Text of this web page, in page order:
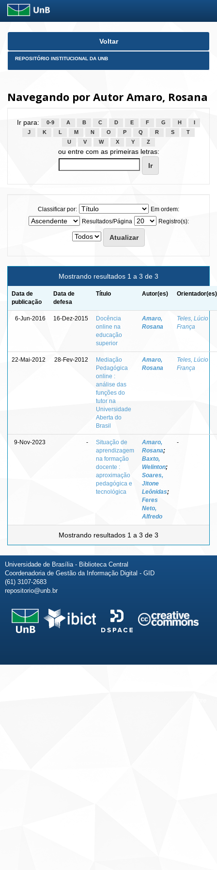
Skip
Voltar
REPOSITÓRIO INSTITUCIONAL DA UNB
Navegando por Autor Amaro, Rosana
Ir para: 0-9 A B C D E F G H
J
K L M N O P Q R S
T
U
V W X Y Z
ou entre com as primeiras letras:
Classificar por:
Em ordem:
Resultados/Página
Registro(s):
Mostrando resultados 1 a 3 de 3
Data de
publicação
Data de
defesa
Título Autor(es) Orientador(es)
6-Jun-2016 16-Dez-2015
Docência
online na
educação
superior
Amaro,
Rosana
Teles, Lúcio
França
22-Mai-2012 28-Fev-2012
Mediação
Pedagógica
online :
análise das
funções do
tutor na
Universidade
Aberta do
Brasil
Amaro,
Rosana
Teles, Lúcio
França
9-Nov-2023 -
Situação de
aprendizagem
na formação
docente :
aproximação
pedagógica e
tecnológica
Amaro,
Rosana;
Baxto,
Welinton;
Soares,
Jitone
Leônidas;
Feres
Neto,
Alfredo
-
Mostrando resultados 1 a 3 de 3
Universidade de Brasília - Biblioteca Central
Coordenadoria de Gestão da Informação Digital - GID
(61) 3107-2683
repositorio@unb.br